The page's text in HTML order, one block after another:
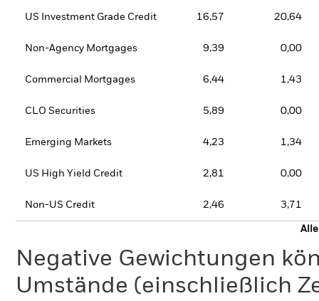
US Investment Grade Credit 16,57 20,64
Non-Agency Mortgages 9,39 0,00
Commercial Mortgages 6,44 1,43
CLO Securities 5,89 0,00
Emerging Markets 4,23 1,34
US High Yield Credit 2,81 0,00
Non-US Credit 2,46 3,71
Negative Gewichtungen
Umstände (einschließlich